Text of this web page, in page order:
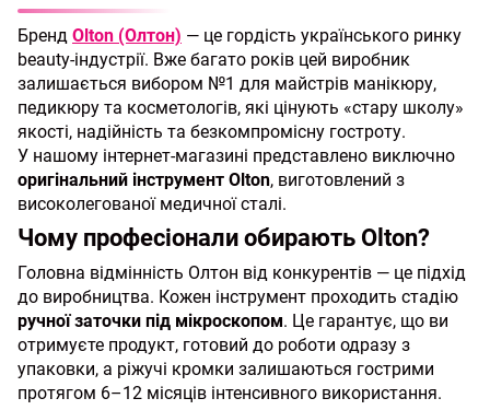
Бренд Olton (Олтон) — це гордість українського ринку
beauty-індустрії. Вже багато років цей виробник
залишається вибором №1 для майстрів манікюру,
педикюру та косметологів, які цінують «стару школу»
якості, надійність та безкомпромісну гостроту.
У нашому інтернет-магазині представлено виключно
оригінальний інструмент Olton, виготовлений з
високолегованої медичної сталі.
Чому професіонали обирають Olton?
Головна відмінність Олтон від конкурентів — це підхід
до виробництва. Кожен інструмент проходить стадію
ручної заточки під мікроскопом. Це гарантує, що ви
отримуєте продукт, готовий до роботи одразу з
упаковки, а ріжучі кромки залишаються гострими
протягом 6–12 місяців інтенсивного використання.